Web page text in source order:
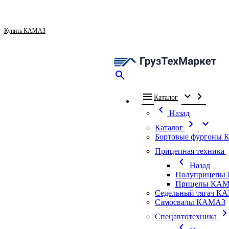
Купить КАМАЗ
search
menu Каталог expand_more chevron_right
chevron_left
Назад
Каталог
chevron_right expand_more
Бортовые
Прицепная техника
chevron_left
Назад
Прицепы
Седельный тягач
Самосвалы КАМАЗ
Спецавтотехника
chevron_right